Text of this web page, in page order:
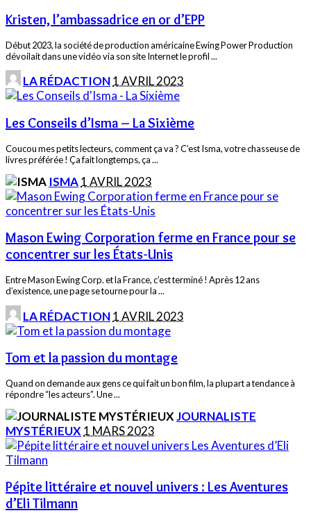
Kristen, l’ambassadrice en or d’EPP
Début 2023, la société de production américaine Ewing Power Production
dévoilait dans une vidéo via son site Internet le profil...
POSTED
BY
LA RÉDACTION1 AVRIL 2023
Les Conseils d’Isma – La Sixième
Coucou mes petits lecteurs, comment ça va ? C’est Isma, votre chasseuse de
livres préférée ! Ça fait longtemps, ça...
POSTED
BY
ISMA1 AVRIL 2023
Mason Ewing Corporation ferme en France pour se
concentrer sur les États-Unis
Entre Mason Ewing Corp. et la France, c’est terminé ! Après 12 ans
d’existence, une page se tourne pour la...
POSTED
BY
LA RÉDACTION1 AVRIL 2023
Tom et la passion du montage
Quand on demande aux gens ce qui fait un bon film, la plupart a tendance à
répondre “les acteurs”. Une...
POSTED
BY
JOURNALISTE
MYSTÉRIEUX 1 MARS 2023
Pépite littéraire et nouvel univers : Les Aventures
d’Eli Tilmann